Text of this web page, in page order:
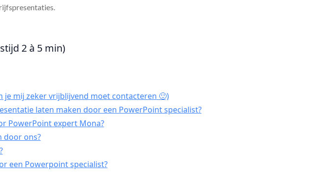
2 à 5 min)
je mij zeker vrijblijvend moet contacteren 🙂)
laten maken door een PowerPoint specialist?
PowerPoint expert Mona?
door ons?
een Powerpoint specialist?